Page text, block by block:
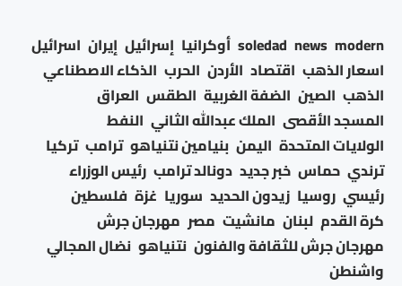
modern
news
soledad أوكرانيا إسرائيل إيران اسرائيل
اسعار الذهب اقتصاد الأردن الحرب الذكاء الاصطناعي
الذهب الصين الضفة الغربية الطقس العراق
المسجد الأقصى الملك عبدالله الثاني النفط
الولايات المتحدة اليمن بنيامين نتنياهو ترامب تركيا
ترندي حماس خبر جديد دونالد ترامب رئيس الوزراء
رئيسي روسيا زيدون الحديد سوريا غزة فلسطين
كرة القدم لبنان مانشيت مصر مهرجان جرش
مهرجان جرش للثقافة والفنون نتنياهو نضال المجالي
واشنطن